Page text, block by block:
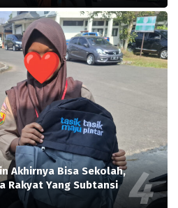
Akhirnya Bisa Sekolah,
Rakyat Yang Subtansi